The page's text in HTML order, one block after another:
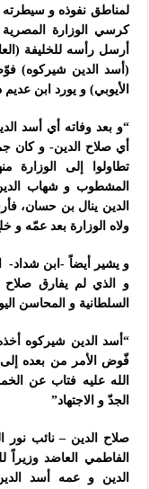
لمناطق نفوذه و
كرسي الوزارة
أرسل رأسه للخليفة
(أسد الدين شيركوه)
الأيوبي) و يورد ابن
“و بعد وفاته أي أسد
أي صلاح الدين- و كان
تطاولوا إلى
المشطوب و شهاب
الدين ينال بن حسان،
ولاه الوزارة بعد عمّه و
و يشير أيضاً -ابن شداد-
و الذي لم يفارق صلاح
السلطانية و المحاسن
“أسد الدين شيركوه
فّوض الأمر من بعده
الله عليه فتاب عن
الجدّ و الاجتهاد”
صلاح الدين – نائب
الفاطمي العاضد وزيراً
الدين و عمه أسد